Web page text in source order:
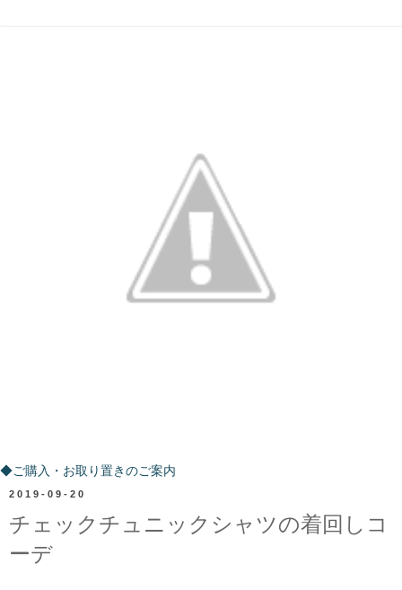
◆ご購入・お取り置きのご案内
2019-09-20
チェックチュニックシャツの着回しコ
ーデ